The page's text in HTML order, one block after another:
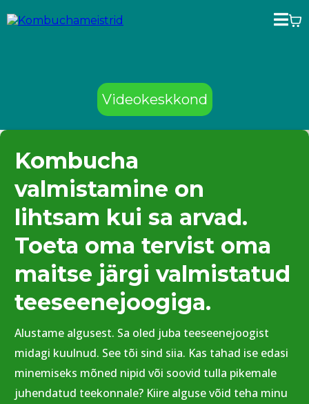
Videokeskkond
Kombucha
valmistamine on
lihtsam kui sa arvad.
Toeta oma tervist oma
maitse järgi valmistatud
teeseenejoogiga.
Alustame algusest. Sa oled juba teeseenejoogist
midagi kuulnud. See tõi sind siia. Kas tahad ise edasi
minemiseks mõned nipid või soovid tulla pikemale
juhendatud teekonnale? Kiire alguse võid teha minu